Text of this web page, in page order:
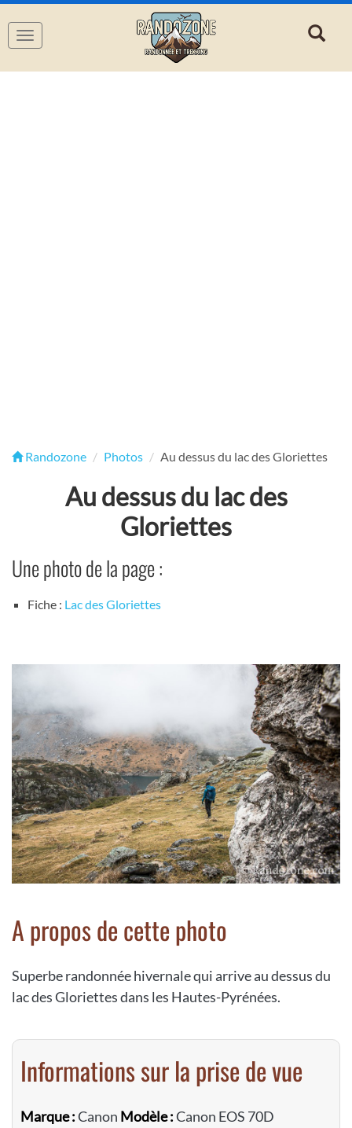
Navigation
Randozone Photos Au dessus du lac des Gloriettes
Au dessus du lac des
Gloriettes
Une photo de la page :
Fiche : Lac des Gloriettes
A propos de cette photo
Superbe randonnée hivernale qui arrive au dessus du
lac des Gloriettes dans les Hautes-Pyrénées.
Informations sur la prise de vue
Marque :Canon Modèle :Canon EOS 70D